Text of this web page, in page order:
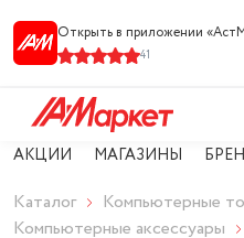
Открыть в приложении
41
АКЦИИ МАГАЗИНЫ
Каталог
Компьютерные
Компьютерные аксессуары